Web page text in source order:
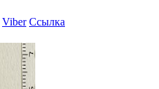
Viber Ссылка